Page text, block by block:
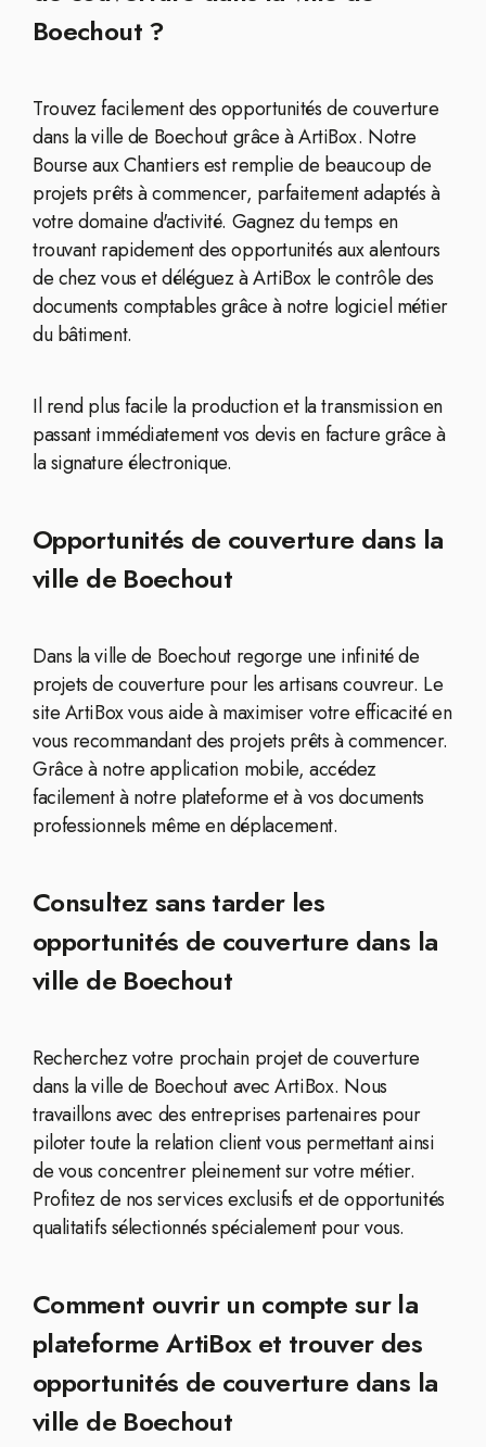
Boechout ?
Trouvez facilement des opportunités de couverture
dans la ville de Boechout grâce à ArtiBox. Notre
Bourse aux Chantiers est remplie de beaucoup de
projets prêts à commencer, parfaitement adaptés à
votre domaine d'activité. Gagnez du temps en
trouvant rapidement des opportunités aux alentours
de chez vous et déléguez à ArtiBox le contrôle des
documents comptables grâce à notre logiciel métier
du bâtiment.
Il rend plus facile la production et la transmission en
passant immédiatement vos devis en facture grâce à
la signature électronique.
Opportunités de couverture dans la
ville de Boechout
Dans la ville de Boechout regorge une infinité de
projets de couverture pour les artisans couvreur. Le
site ArtiBox vous aide à maximiser votre efficacité en
vous recommandant des projets prêts à commencer.
Grâce à notre application mobile, accédez
facilement à notre plateforme et à vos documents
professionnels même en déplacement.
Consultez sans tarder les
opportunités de couverture dans la
ville de Boechout
Recherchez votre prochain projet de couverture
dans la ville de Boechout avec ArtiBox. Nous
travaillons avec des entreprises partenaires pour
piloter toute la relation client vous permettant ainsi
de vous concentrer pleinement sur votre métier.
Profitez de nos services exclusifs et de opportunités
qualitatifs sélectionnés spécialement pour vous.
Comment ouvrir un compte sur la
plateforme ArtiBox et trouver des
opportunités de couverture dans la
ville de Boechout